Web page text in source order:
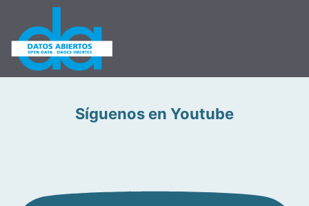
Síguenos en Youtube